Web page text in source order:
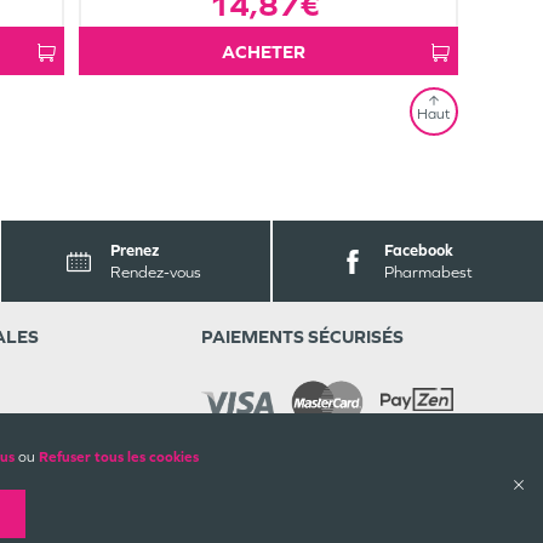
ou Refuser tous les cookies
ACHETER
Haut
Prenez
Rendez-vous
Facebook
Pharmabest
PAIEMENTS SÉCURISÉS